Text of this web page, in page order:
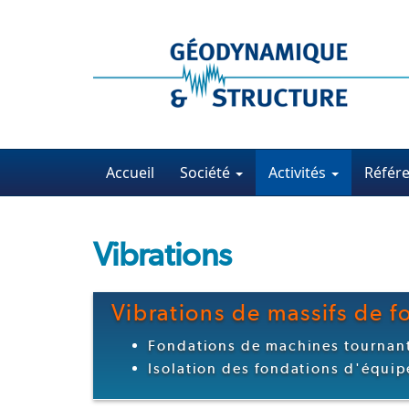
Accueil Société Activités
Vibrations
Vibrations de massifs de
Fondations de machines
Isolation des fondations